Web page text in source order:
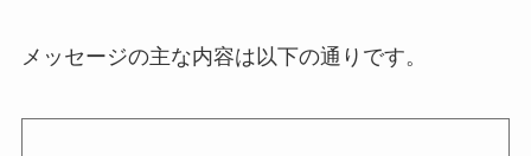
メッセージの主な内容は以下の通りです。